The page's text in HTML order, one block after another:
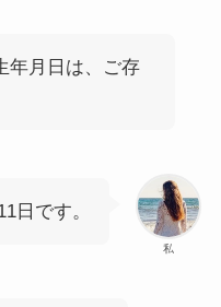
年月日は、ご存
私
日です。